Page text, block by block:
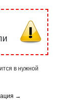
в нужной
→